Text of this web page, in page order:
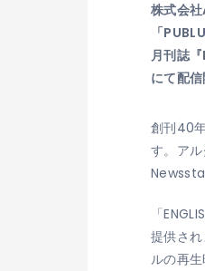
株式会
「
月刊誌
にて配信
創刊40
す。ア
「
提供さ
ルの再